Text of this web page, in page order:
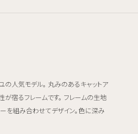
ユの人気モデル。 丸みのあるキャットア
が宿るフレームです。 フレームの生地
を組み合わせてデザイン。色に深み